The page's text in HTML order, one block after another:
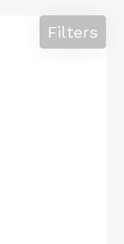
Filters